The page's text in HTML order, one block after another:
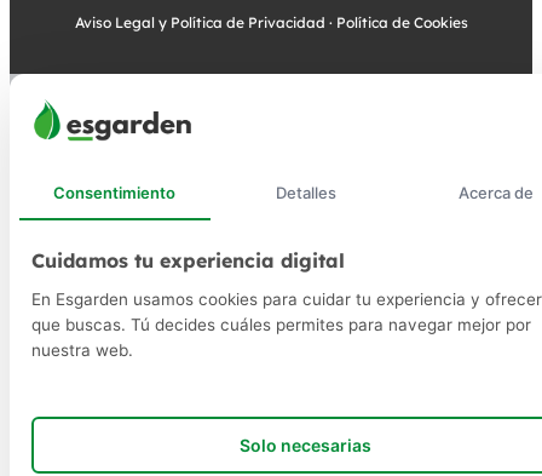
Aviso Legal y Política de Privacidad · Política de Cookies
Consentimiento Detalles Acerca de
Cuidamos tu experiencia digital
En Esgarden usamos cookies para cuidar tu experiencia y
que buscas. Tú decides cuáles permites para navegar mejor por
nuestra web.
Solo necesarias